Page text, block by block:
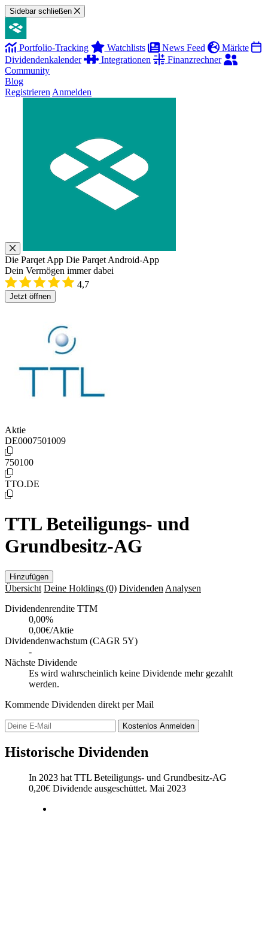
Sidebar schließen
Portfolio-Tracking Watchlists News Feed
Märkte
Dividendenkalender
Integrationen
Finanzrechner
Community
Blog
Registrieren Anmelden
Die Parqet App Die Parqet Android-App
Dein Vermögen immer dabei
4,7
Jetzt öffnen
Aktie
DE0007501009
750100
TTO.DE
TTL Beteiligungs- und
Grundbesitz-AG
Hinzufügen
Übersicht Deine Holdings (0) Dividenden Analysen
Dividendenrendite TTM
0,00%
0,00€/Aktie
Dividendenwachstum (CAGR 5Y)
-
Nächste Dividende
Es wird wahrscheinlich keine Dividende mehr gezahlt
werden.
Kommende Dividenden direkt per Mail
Kostenlos Anmelden
Historische Dividenden
In 2023 hat TTL Beteiligungs- und Grundbesitz-AG
0,20€ Dividende ausgeschüttet. Mai 2023